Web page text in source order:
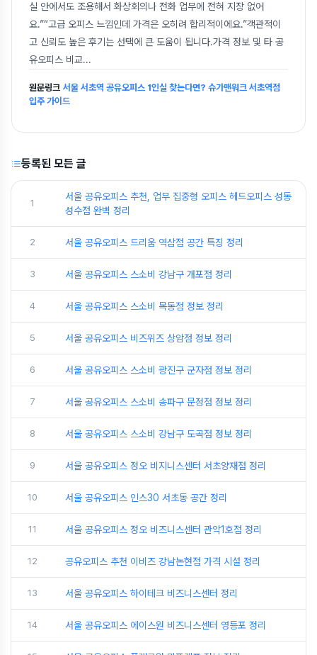
실 안에서도 조용해서 화상회의나 전화 업무에 전혀 지장 없어
요.”“고급 오피스 느낌인데 가격은 오히려 합리적이에요.”객관적이
고 신뢰도 높은 후기는 선택에 큰 도움이 됩니다.가격 정보 및 타 공
유오피스 비교...
원문링크 서울 서초역 공유오피스 1인실 찾는다면? 슈가맨워크 서초역점
입주 가이드
등록된 모든 글
1
서울 공유오피스 추천, 업무 집중형 오피스 헤드오피스 성동
성수점 완벽 정리
2 서울 공유오피스 드리움 역삼점 공간 특징 정리
3 서울 공유오피스 스소비 강남구 개포점 정리
4 서울 공유오피스 스소비 목동점 정보 정리
5 서울 공유오피스 비즈위즈 상암점 정보 정리
6 서울 공유오피스 스소비 광진구 군자점 정보 정리
7 서울 공유오피스 스소비 송파구 문정점 정보 정리
8 서울 공유오피스 스소비 강남구 도곡점 정보 정리
9 서울 공유오피스 정오 비지니스센터 서초양재점 정리
10 서울 공유오피스 인스30 서초동 공간 정리
11 서울 공유오피스 정오 비즈니스센터 관악1호점 정리
12 공유오피스 추천 이비즈 강남논현점 가격 시설 정리
13 서울 공유오피스 하이테크 비즈니스센터 정리
14 서울 공유오피스 에이스원 비즈니스센터 영등포 정리